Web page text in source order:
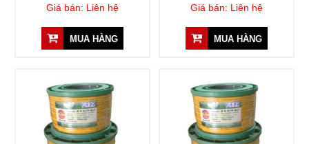
Giá bán: Liên hệ
MUA HÀNG
Giá bán: Liên hệ
MUA HÀNG